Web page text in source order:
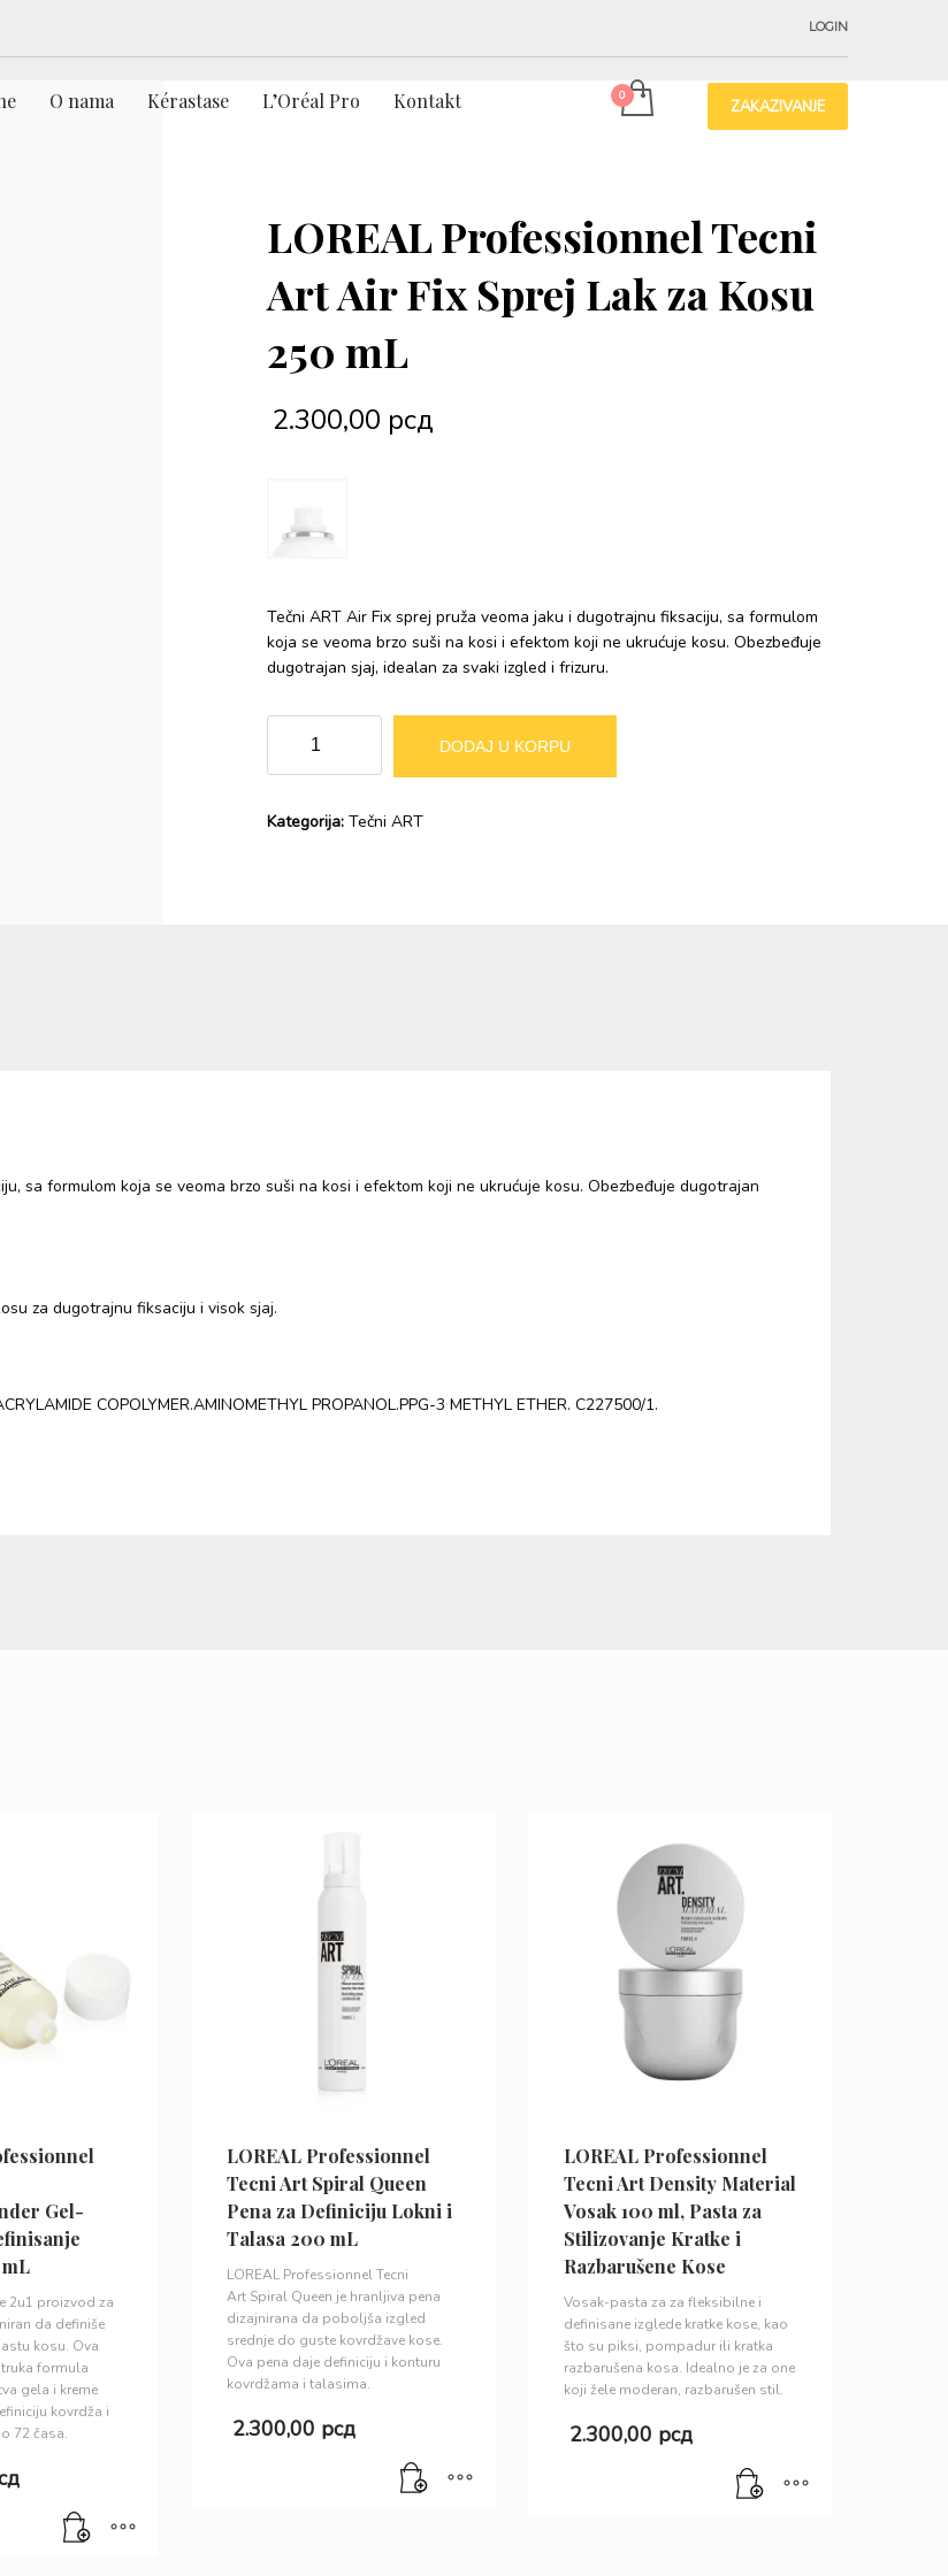
LOGIN
O nama Kérastase L’Oréal Pro Kontakt ZAKAZIVANJE
LOREAL Professionnel Tecni
Art Air Fix Sprej Lak za Kosu
250 mL
2.300,00 рсд
Tečni ART Air Fix sprej pruža veoma jaku i dugotrajnu fiksaciju, sa formulom
koja se veoma brzo suši na kosi i efektom koji ne ukrućuje kosu. Obezbeđuje
dugotrajan sjaj, idealan za svaki izgled i frizuru.
Professionnel
Tecni
Air
DODAJ U KORPU
Kategorija: Tečni ART
sa formulom koja se veoma brzo suši na kosi i efektom koji ne ukrućuje kosu. Obezbeđuje dugotrajan
za dugotrajnu fiksaciju i visok sjaj.
COPOLYMER.AMINOMETHYL PROPANOL.PPG-3 METHYL ETHER. C227500/1.
Gel-
2u1 proizvod za
da definiše
kosu. Ova
formula
gela i kreme
kovrdža i
72 časa.
LOREAL Professionnel
Tecni Art Spiral Queen
Pena za Definiciju Lokni i
Talasa 200 mL
LOREAL Professionnel Tecni
Art Spiral Queen je hranljiva pena
dizajnirana da poboljša izgled
srednje do guste kovrdžave kose.
Ova pena daje definiciju i konturu
kovrdžama i talasima.
2.300,00 рсд
LOREAL Professionnel
Tecni Art Density Material
Vosak 100 ml, Pasta za
Stilizovanje Kratke i
Razbarušene Kose
Vosak-pasta za za fleksibilne i
definisane izglede kratke kose, kao
što su piksi, pompadur ili kratka
razbarušena kosa. Idealno je za one
koji žele moderan, razbarušen stil.
2.300,00 рсд